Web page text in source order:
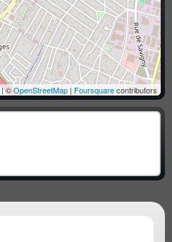
| ©OpenStreetMap | Foursquarecontributors